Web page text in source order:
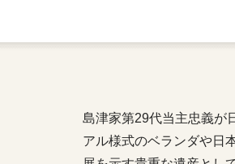
島津家第29代当主忠義が
アル様式のベランダや日